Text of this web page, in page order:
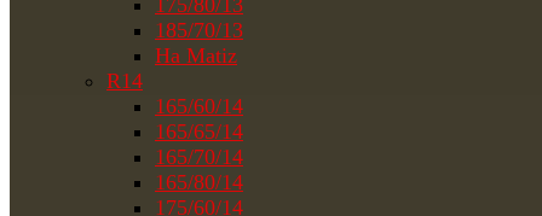
175/80/13
185/70/13
На Matiz
R14
165/60/14
165/65/14
165/70/14
165/80/14
175/60/14